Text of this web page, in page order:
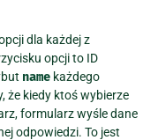
dla każdej z
opcji to ID
name każdego
że kiedy ktoś wybierze
formularz wyśle dane
odpowiedzi. To jest